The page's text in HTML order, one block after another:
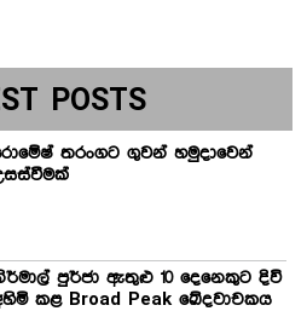
POSTS
තරංගට ගුවන් හමුදාවෙන්
පුර්ජා ඇතුළු 10 දෙනෙකුට දිවි
කළ Broad Peak ඛේදවාචකය